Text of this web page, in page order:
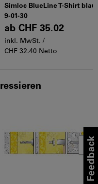
Simloc BlueLine T-Shirt blau
9-01-30
ab CHF 35.02
inkl. MwSt. /
CHF 32.40 Netto